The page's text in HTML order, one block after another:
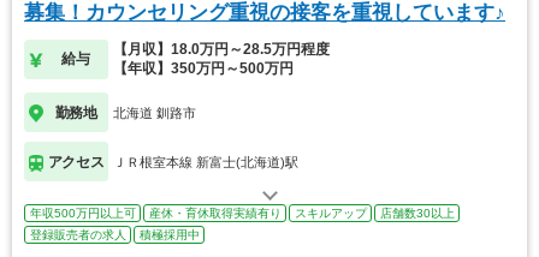
募集！カウンセリング重視の接客を重視しています♪
給与
【月収】18.0万円～28.5万円程度
【年収】350万円～500万円
勤務地 北海道 釧路市
アクセス ＪＲ根室本線 新富士(北海道)駅
年収500万円以上可 産休・育休取得実績有り スキルアップ
店舗数30以上
登録販売者の求人
積極採用中